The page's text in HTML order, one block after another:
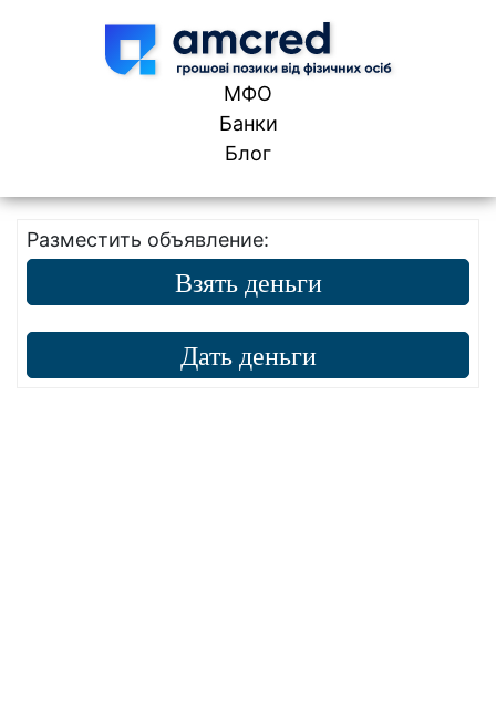
МФО
Банки
Блог
Разместить объявление:
Взять деньги
Дать деньги